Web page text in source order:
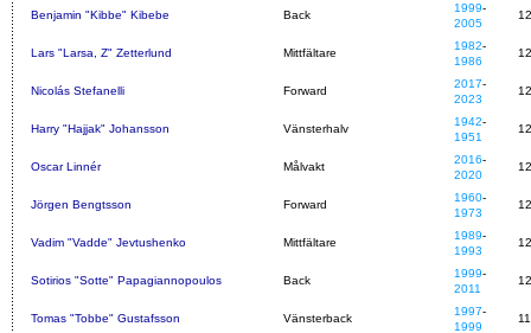
Benjamin "Kibbe" Kibebe Back
1999-
2005
Lars "Larsa, Z" Zetterlund Mittfältare
1982-
1986
Nicolás Stefanelli Forward
2017-
2023
Harry "Hajjak" Johansson Vänsterhalv
1942-
1951
Oscar Linnér Målvakt
2016-
2020
Jörgen Bengtsson Forward
1960-
1973
Vadim "Vadde" Jevtushenko Mittfältare
1989-
1993
Sotirios "Sotte" Papagiannopoulos Back
1999-
2011
Tomas "Tobbe" Gustafsson Vänsterback
1997-
1999